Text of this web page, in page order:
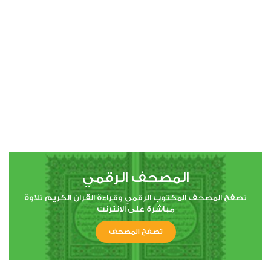
المصحف الرقمي
تصفح المصحف المكتوب الرقمي وقراءة القران الكريم تلاوة
مباشرة على الانترنت
تصفح المصحف